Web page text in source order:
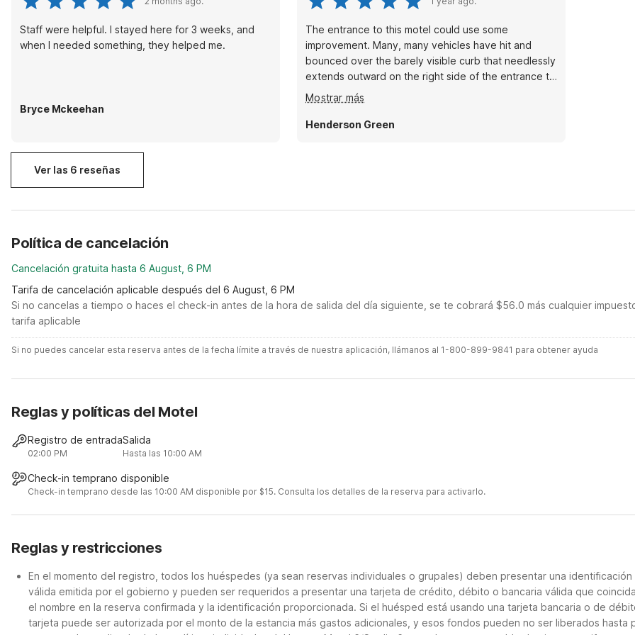
Staff were helpful. I stayed here for 3 weeks, and
when I needed something, they helped me.
Bryce Mckeehan
The entrance to this motel could use some
improvement. Many, many vehicles have hit and
bounced over the barely visible curb that needlessly
extends outward on the right side of the entrance to
the motel parking lot. The number of chips in the
concrete curb tell the story well. This is an easy fix
by removing the curb and paving over this portion of
Mostrar más
Henderson Green
Ver las 6 reseñas
Política de cancelación
Cancelación gratuita hasta 6 August, 6 PM
Tarifa de cancelación aplicable después del 6 August, 6 PM
Si no cancelas a tiempo o haces el check-in antes de la hora de salida del día siguiente, se te cobrará $56.0 más cualquier
tarifa aplicable
Si no puedes cancelar esta reserva antes de la fecha límite a través de nuestra aplicación, llámanos al 1-800-899-9841 para obtener ayuda
Reglas y políticas del Motel
Registro de entrada
02:00 PM
Salida
Hasta las 10:00 AM
Check-in temprano disponible
Check-in temprano desde las 10:00 AM disponible por $15. Consulta los detalles de la reserva para activarlo.
Reglas y restricciones
En el momento del registro, todos los huéspedes (ya sean reservas individuales o grupales) deben presentar una identificación
válida emitida por el gobierno y pueden ser requeridos a presentar una tarjeta de crédito, débito o bancaria válida que
el nombre en la reserva confirmada y la identificación proporcionada. Si el huésped está usando una tarjeta bancaria o de
tarjeta puede ser autorizada por el monto de la estancia más gastos adicionales, y esos fondos pueden no ser liberados hasta